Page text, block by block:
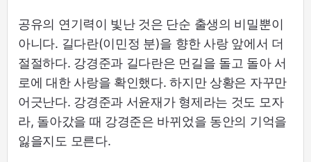
공유의 연기력이 빛난 것은 단순 출생의 비밀뿐이
아니다. 길다란(이민정 분)을 향한 사랑 앞에서 더
절절하다. 강경준과 길다란은 먼길을 돌고 돌아 서
로에 대한 사랑을 확인했다. 하지만 상황은 자꾸만
어긋난다. 강경준과 서윤재가 형제라는 것도 모자
라, 돌아갔을 때 강경준은 바뀌었을 동안의 기억을
잃을지도 모른다.